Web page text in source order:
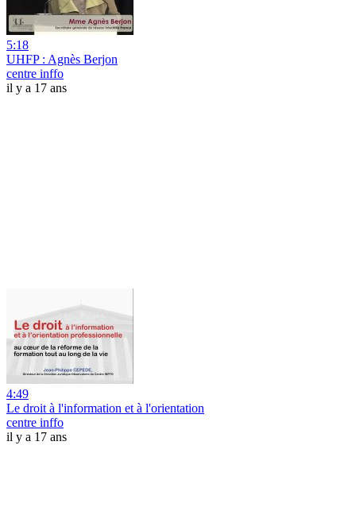
5:18
UHFP : Agnès Berjon
centre inffo
il y a 17 ans
4:49
Le droit à l'information et à l'orientation
centre inffo
il y a 17 ans